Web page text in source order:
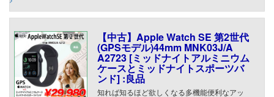
【中古】Apple Watch SE 第2世代
(GPSモデル)44mm MNK03J/A
A2723 [ミッドナイトアルミニウム
ケースとミッドナイトスポーツバ
ンド] :良品
知れば知るほど欲しくなる多機能便利なアッ